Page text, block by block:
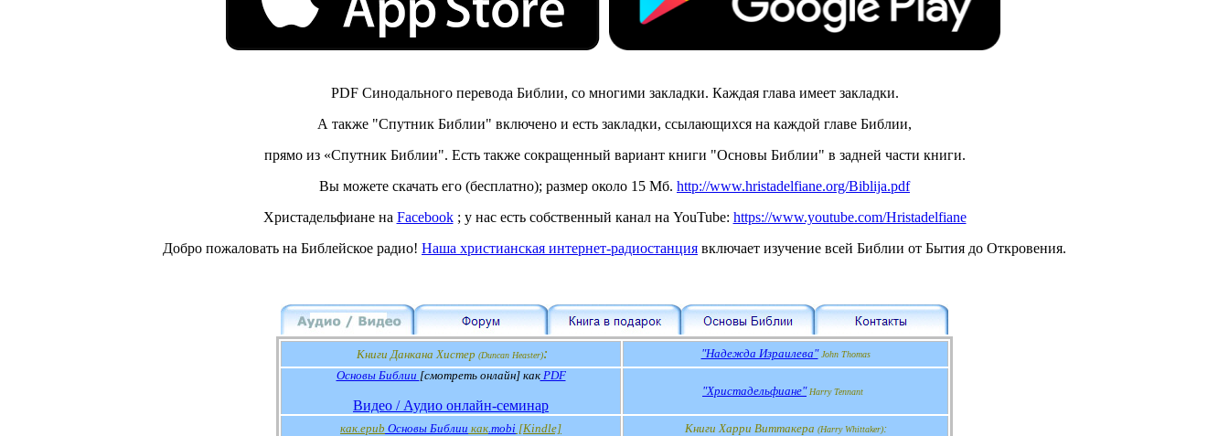
PDF Синодального перевода Библии, со многими закладки. Каждая глава имеет закладки.
А также "Спутник Библии" включено и есть закладки, ссылающихся на каждой главе Библии,
прямо из «Спутник Библии". Eсть также сокращенный вариант книги "Основы Библии" в задней части книги.
Вы можете скачать его (бесплатно); размер около 15 Мб. http://www.hristadelfiane.org/Biblija.pdf
Христадельфиане на Facebook; у нас есть собственный канал на YouTube: https://www.youtube.com/Hristadelfiane
Добро пожаловать на Библейское радио! Наша христианская интернет-радиостанция включает изучение всей Библии от Бытия до Откровения.
Книги Данкана Хистер (Duncan Heaster): "Надежда Израилева" John Thomas
Основы Библии [смотреть онлайн] какPDF
Видео / Аудио онлайн-семинар
"Христадельфиане" Harry Tennant
как.epub Основы Библии как.mobi [Kindle] Книги Харри Виттакера (Harry Whittaker):